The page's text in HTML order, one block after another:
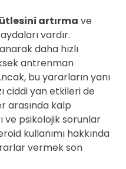
artırma ve
vardır.
daha hızlı
antrenman
bu yararların yanı
ciddi yan etkileri de
arasında kalp
ve psikolojik sorunlar
kullanımı hakkında
vermek son